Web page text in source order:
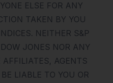
ELSE FOR ANY
TAKEN BY YOU
NEITHER S&P
JONES NOR ANY
AFFILIATES, AGENTS
LIABLE TO YOU OR